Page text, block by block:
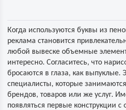
Когда используются буквы из
реклама становится
любой вывеске объемные
интересно. Согласитесь, что
бросаются в глаза, как выпуклые.
специалисты, которые
брендов, товаров или же услуг.
появляться первые конструкции